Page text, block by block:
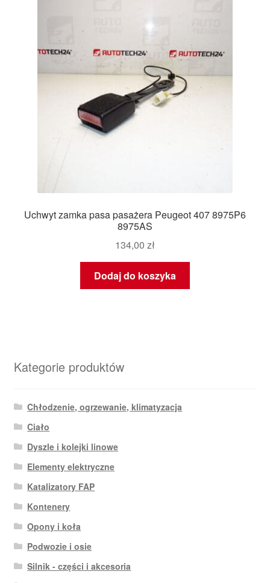
Uchwyt zamka pasa pasażera Peugeot 407 8975P6
8975AS
134,00 zł
Dodaj do koszyka
Kategorie produktów
Chłodzenie, ogrzewanie, klimatyzacja
Ciało
Dyszle i kolejki linowe
Elementy elektryczne
Katalizatory FAP
Kontenery
Opony i koła
Podwozie i osie
Silnik - części i akcesoria